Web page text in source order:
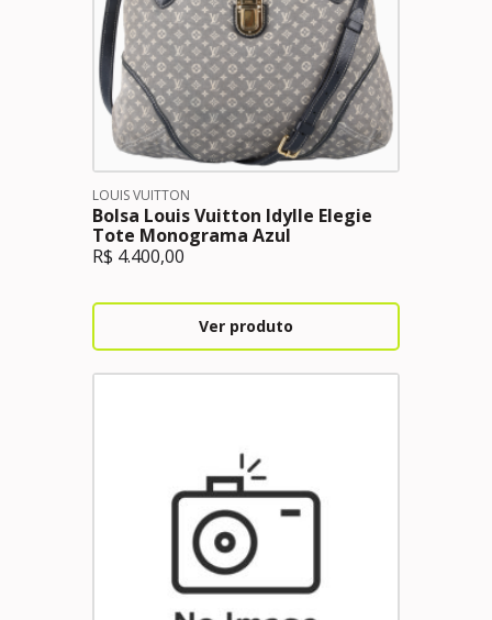
LOUIS VUITTON
Bolsa Louis Vuitton Idylle Elegie
Tote Monograma Azul
R$ 4.400,00
Ver produto